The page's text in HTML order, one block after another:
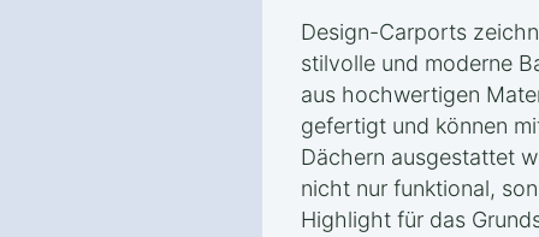
Design-Carports
stilvolle und moderne
aus hochwertigen
gefertigt und können
Dächern ausgestattet
nicht nur funktional,
Highlight für das